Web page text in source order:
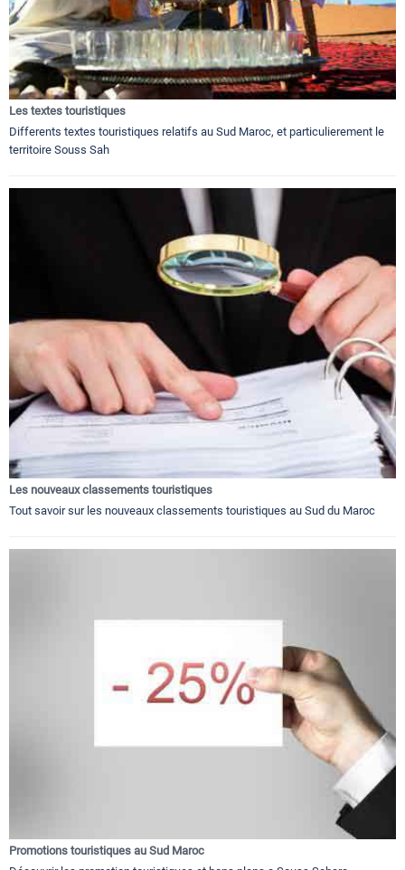
Les textes touristiques
Differents textes touristiques relatifs au Sud Maroc, et particulierement le
territoire Souss Sah
Les nouveaux classements touristiques
Tout savoir sur les nouveaux classements touristiques au Sud du Maroc
Promotions touristiques au Sud Maroc